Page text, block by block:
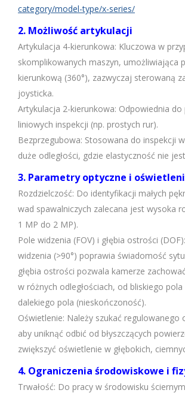
category/model-type/x-series/
2. Możliwość artykulacji
Artykulacja 4-kierunkowa: Kluczowa w
skomplikowanych maszyn, umożliwiająca
kierunkową (360°), zazwyczaj sterowaną
joysticka.
Artykulacja 2-kierunkowa: Odpowiednia do
liniowych inspekcji (np. prostych rur).
Bezprzegubowa: Stosowana do inspekcji
duże odległości, gdzie elastyczność nie
3. Parametry optyczne i
Rozdzielczość: Do identyfikacji małych
wad spawalniczych zalecana jest wysoka
1 MP do 2 MP).
Pole widzenia (FOV) i głębia ostrości
widzenia (>90°) poprawia świadomość
głębia ostrości pozwala kamerze
w różnych odległościach, od bliskiego
dalekiego pola (nieskończoność).
Oświetlenie: Należy szukać regulowanego
aby uniknąć odbić od błyszczących
zwiększyć oświetlenie w głębokich,
4. Ograniczenia środowiskowe i
Trwałość: Do pracy w środowisku